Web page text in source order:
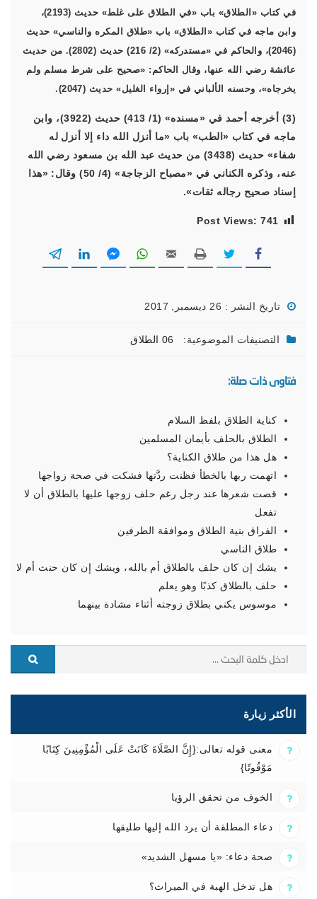
في كتاب «الطلاق» باب «في الطلاق على غلط» حديث (2193)،
وابن ماجه في كتاب «الطلاق» باب «طلاق المكره والناسي» حديث
(2046)، والحاكم في «مستدركه» (2/ 216) حديث (2802). من حديث
عائشة رضي الله عنها، وقال الحاكم: «صحيح على شرط مسلم ولم
يخرجاه»، وحسنه الألباني في «إرواء الغليل» حديث (2047).
(3) أخرجه أحمد في «مسنده» (1/ 413) حديث (3922)، وابن
ماجه في كتاب «الطب» باب «ما أنزل الله داء إلا أنزل له
شفاء» حديث (3438) من حديث عبد الله بن مسعود رضي الله
عنه، وذكره الكناني في «مصباح الزجاجة» (4/ 50) وقال: «هذا
إسناد صحيح رجاله ثقات».
Post Views: 741
تاريخ النشر : 26 ديسمبر, 2017
التصنيفات الموضوعية: 06 الطلاق
فتاوى ذات صلة:
كناية الطلاق بلفظ السلام
الطلاق بالحلف بأيمان المسلمين
هل هذا من طلاق الكناية؟
اتهمت ربها بالخطأ فظنت ردَّتها فشكت في صحة زواجها
قصت شعرها عند رجل رغم حلف زوجها عليها بالطلاق أن لا
تفعل
الفراق بنية الطلاق وموافقة الطرفين
طلاق الناسي
يشك إن كان حلف بالطلاق أم بالله، ويشك إن كان حنث أم لا
حلف بالطلاق كذبًا وهو يعلم
موسوس يكني بطلاق زوجته أثناء مشادة بينهما
الأكثر زيارة
معنى قوله تعالى:{إِنَّ الصَّلَاةَ كَانَتْ عَلَى الْمُؤْمِنِينَ كِتَابًا
مَوْقُوتًا}
الخوف من تحقق الرؤيا
دعاء المطلقة أن يرد الله إليها طليقها
صحة دعاء: «يا مسهل الشديد»
هل تدخل الهبة في الميراث؟